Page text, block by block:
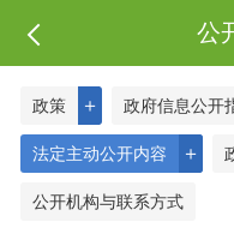
公
＋
政策 政府信息公开
＋
法定主动公开内容
公开机构与联系方式